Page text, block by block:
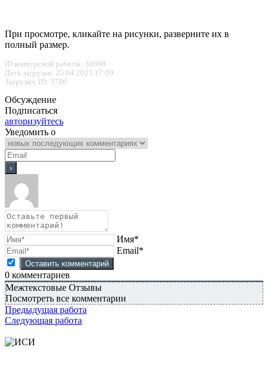
При просмотре, кликайте на рисунки, разверните их в
полный размер.
ID конкурсной работы: 30608
Дата загрузки: 25.04.2025 17:09
Загрузил, ID: 3786
Обсуждение
Подписаться
авторизуйтесь
Уведомить о
Имя*
Email*
0 комментариев
Межтекстовые Отзывы
Посмотреть все комментарии
Предыдущая работа
Следующая работа